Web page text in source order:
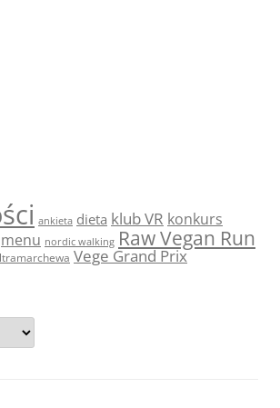
ankieta dieta klub VR konkurs
menu nordic walking Raw Vegan Run
Vege Grand Prix